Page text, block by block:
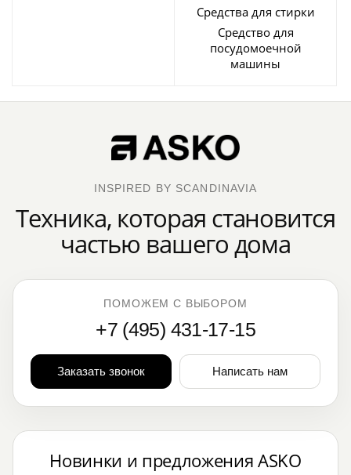
Средства для стирки
Средство для
посудомоечной
машины
INSPIRED BY SCANDINAVIA
Техника, которая становится
частью вашего дома
ПОМОЖЕМ С ВЫБОРОМ
+7 (495) 431-17-15
Заказать звонок Написать нам
Новинки и предложения ASKO